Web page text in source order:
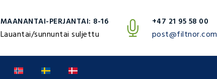
MAANANTAI-PERJANTAI: 8-16
Lauantai/sunnuntai suljettu
+47 21 95 58 00
post@filtnor.com